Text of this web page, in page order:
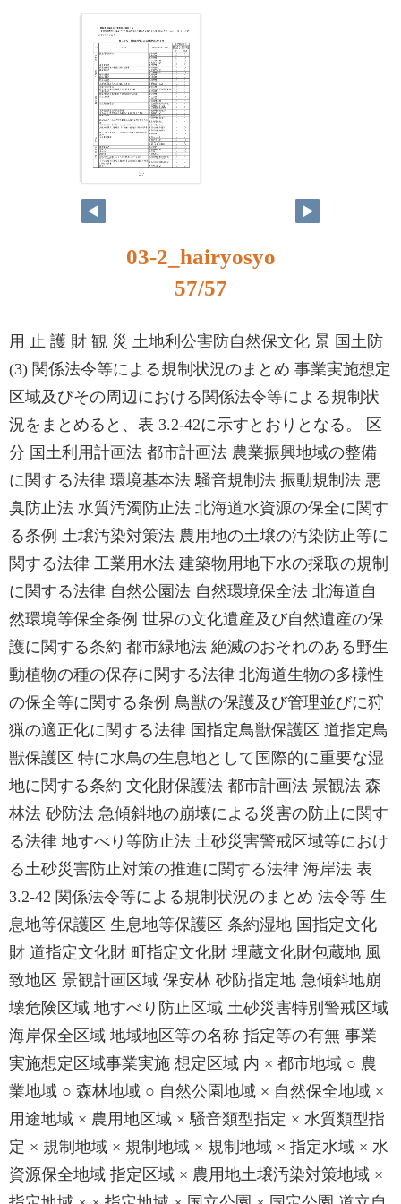
03-2_hairyosyo
57/57
用 止 護 財 観 災 土地利公害防自然保文化 景 国土防
(3) 関係法令等による規制状況のまとめ 事業実施想定
区域及びその周辺における関係法令等による規制状
況をまとめると、表 3.2-42に示すとおりとなる。 区
分 国土利用計画法 都市計画法 農業振興地域の整備
に関する法律 環境基本法 騒音規制法 振動規制法 悪
臭防止法 水質汚濁防止法 北海道水資源の保全に関す
る条例 土壌汚染対策法 農用地の土壌の汚染防止等に
関する法律 工業用水法 建築物用地下水の採取の規制
に関する法律 自然公園法 自然環境保全法 北海道自
然環境等保全条例 世界の文化遺産及び自然遺産の保
護に関する条約 都市緑地法 絶滅のおそれのある野生
動植物の種の保存に関する法律 北海道生物の多様性
の保全等に関する条例 鳥獣の保護及び管理並びに狩
猟の適正化に関する法律 国指定鳥獣保護区 道指定鳥
獣保護区 特に水鳥の生息地として国際的に重要な湿
地に関する条約 文化財保護法 都市計画法 景観法 森
林法 砂防法 急傾斜地の崩壊による災害の防止に関す
る法律 地すべり等防止法 土砂災害警戒区域等におけ
る土砂災害防止対策の推進に関する法律 海岸法 表
3.2-42 関係法令等による規制状況のまとめ 法令等 生
息地等保護区 生息地等保護区 条約湿地 国指定文化
財 道指定文化財 町指定文化財 埋蔵文化財包蔵地 風
致地区 景観計画区域 保安林 砂防指定地 急傾斜地崩
壊危険区域 地すべり防止区域 土砂災害特別警戒区域
海岸保全区域 地域地区等の名称 指定等の有無 事業
実施想定区域事業実施 想定区域 内 × 都市地域 ○ 農
業地域 ○ 森林地域 ○ 自然公園地域 × 自然保全地域 ×
用途地域 × 農用地区域 × 騒音類型指定 × 水質類型指
定 × 規制地域 × 規制地域 × 規制地域 × 指定水域 × 水
資源保全地域 指定区域 × 農用地土壌汚染対策地域 ×